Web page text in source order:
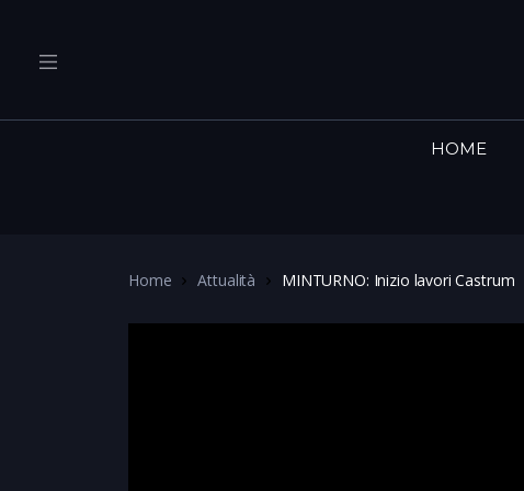
HOME
Home Attualità MINTURNO: Inizio lavori Castrum